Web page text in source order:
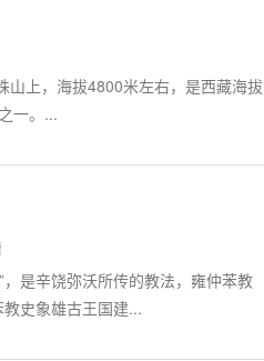
山上，海拔4800米左右，是西藏海拔
一。...
是辛饶弥沃所传的教法，雍仲苯教
教史象雄古王国建...